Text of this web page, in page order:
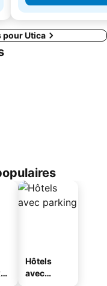
pour Utica
Hôtels
avec